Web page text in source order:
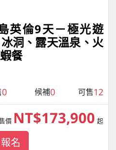
英倫9天－極光遊
洞、露天溫泉、火
餐
0 候補0 可售12
價 NT$173,900 起
報名